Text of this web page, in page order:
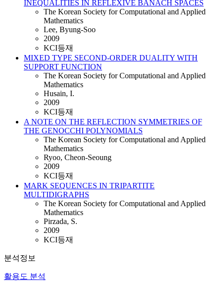
INEQUALITIES IN REFLEXIVE BANACH SPACES
The Korean Society for Computational and Applied
Mathematics
Lee, Byung-Soo
2009
KCI등재
MIXED TYPE SECOND-ORDER DUALITY WITH
SUPPORT FUNCTION
The Korean Society for Computational and Applied
Mathematics
Husain, I.
2009
KCI등재
A NOTE ON THE REFLECTION SYMMETRIES OF
THE GENOCCHI POLYNOMIALS
The Korean Society for Computational and Applied
Mathematics
Ryoo, Cheon-Seoung
2009
KCI등재
MARK SEQUENCES IN TRIPARTITE
MULTIDIGRAPHS
The Korean Society for Computational and Applied
Mathematics
Pirzada, S.
2009
KCI등재
분석정보
활용도 분석